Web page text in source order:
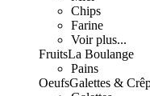
Chips
Farine
Voir plus...
FruitsLa Boulange
Pains
OeufsGalettes &